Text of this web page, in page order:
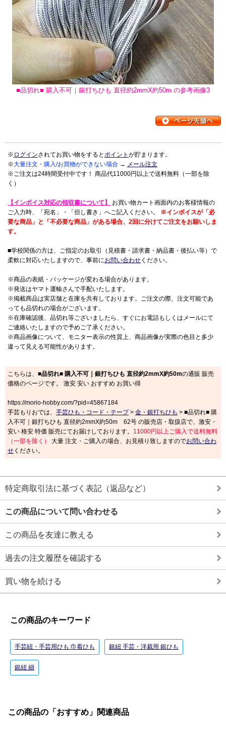
■品切れ■ 購入不可｜銀打ちひも 直径約2mmX約50m の参考画像3
※ ログインされてお買い物をするとポイント が貯まります。
※大量注文・購入/お買物ができない場合 → メール注文
※ご注文は24時間受付中です！ 商品代11000円以上で送料無料（一部を除
く）
【インボイス対応の領収書について】
お買い物カート画面内のお客様情報の
ご入力時、「宛名」・「但し書き」へご記入ください。 ※インボイスが「必
要な商品」と「不必要な商品」がある場合、2回に分けてご注文をお願いしま
す。
■学校関係の方は、ご指定のお取引（見積書・請求書・納品書・後払い等）で
柔軟に対応いたしますので、事前にお問い合わせ ください。
※商品の表紙・パッケージが変わる場合があります。
※発送はヤマト運輸さんで手配いたします。
※掲載商品は実店舗と在庫を共有しております。ご注文の際、注文可能であ
っても品切れの場合がございます。
※在庫確認後、品切れ等ございましたら、すぐにお電話もしくはメールにて
ご連絡いたしますので予めご了承ください。
※商品画像について、モニター表示の性質上、商品画像が実際の色目と多少
違って見える可能性があります。
こちらは、 ■品切れ■ 購入不可｜銀打ちひも 直径約2mmX約50mの通販 販売
価格のページです。 激安 安い おすすめ お買い得
https://morio-hobby.com/?pid=45867184
手芸もりおでは、 手芸ひも・コード・テープ> 金・銀打ちひも > ■品切れ■ 購
入不可｜銀打ちひも 直径約2mmX約50m 62号 の販売店・取扱店で、激安・
安い 格安 特価 販売にてお届けしております。 11000円以上ご購入で送料無料
（一部を除く）
大量 注文・ご購入の場合、お見積り致しますのでお問い合わ
せ ください。
特定商取引法に基づく表記（返品など）
この商品について問い合わせる
この商品を友達に教える
過去の注文履歴を確認する
買い物を続ける
この商品のキーワード
手芸紐・手芸用ひも 巾着ひも 銀紐 手芸・洋裁用 銀ひも
銀紐 細
この商品の「おすすめ」関連商品